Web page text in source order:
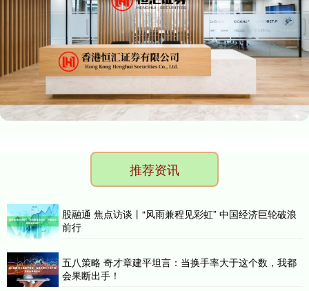
推荐资讯
股融通 焦点访谈丨“风雨兼程见彩虹” 中国经济巨轮破浪
前行
五八策略 奇才章建平坦言：当换手率大于这个数，我都
会果断出手！